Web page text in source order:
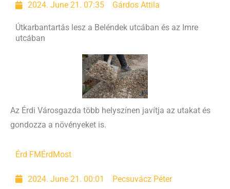
2024. June 21. 07:35 Gárdos Attila
Útkarbantartás lesz a Beléndek utcában és az Imre
utcában
Az Érdi Városgazda több helyszínen javítja az utakat és
gondozza a növényeket is.
Érd FM ÉrdMost
2024. June 21. 00:01 Pecsuvácz Péter